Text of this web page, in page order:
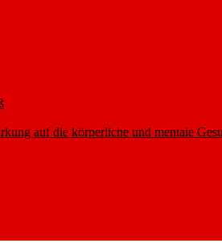
auf die körperliche und mentale